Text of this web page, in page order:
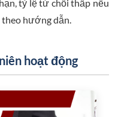
tỷ lệ từ chối thấp nếu
hướng dẫn.
hoạt động